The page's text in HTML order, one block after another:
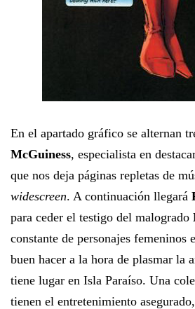
En el apartado gráfico se alternan
McGuiness, especialista en
que nos deja páginas repletas de
widescreen. A continuación llegará
para ceder el testigo del malogrado
constante de personajes femeninos
buen hacer a la hora de plasmar la
tiene lugar en Isla Paraíso. Una
tienen el entretenimiento